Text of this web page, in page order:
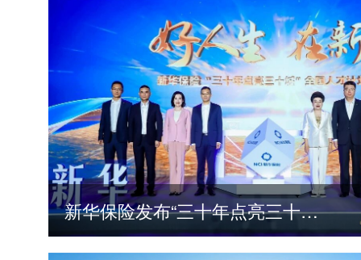
新华保险发布“三十年点亮三十城”全国人才计划